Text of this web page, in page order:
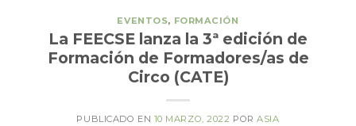
EVENTOS, FORMACIÓN
La FEECSE lanza la 3ª edición de
Formación de Formadores/as de
Circo (CATE)
PUBLICADO EN 10 MARZO, 2022 PORASIA